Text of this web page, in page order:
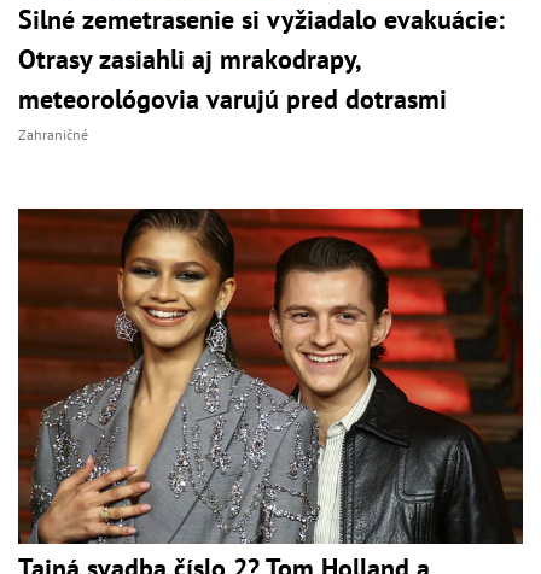
Silné zemetrasenie si vyžiadalo evakuácie:
Otrasy zasiahli aj mrakodrapy,
meteorológovia varujú pred dotrasmi
Zahraničné